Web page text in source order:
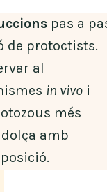
pas a
de protoctists.
al
in vivo i
més
amb